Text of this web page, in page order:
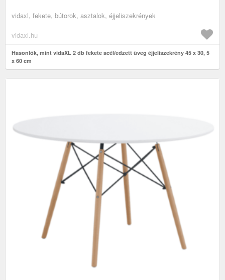
vidaxl, fekete, bútorok, asztalok, éjjeliszekrények
vidaxl.hu
Hasonlók, mint vidaXL 2 db fekete acél/edzett üveg éjjeliszekrény 45 x 30, 5
x 60 cm